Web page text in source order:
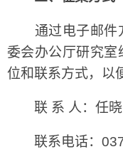
通过电子邮件
委会办公厅研究室
位和联系方式，以
联 系 人：任晓
联系电话：